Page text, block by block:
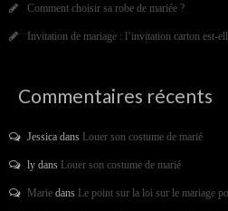
Comment choisir sa robe de mariée ?
Invitation de mariage : l’invitation carton est-
Commentaires récents
Jessica dans Louer son costume de marié
ly dans Louer son costume de marié
Marie dans Le point sur la loi sur le mariage